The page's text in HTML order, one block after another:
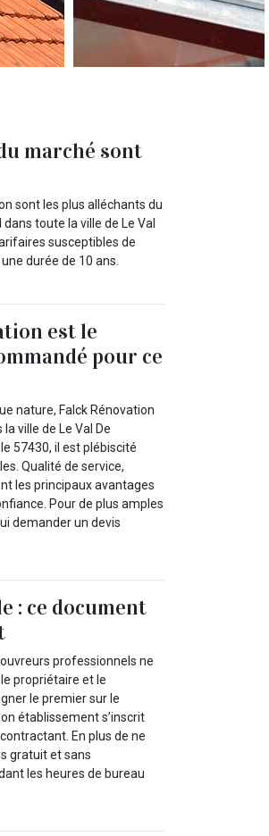
marché sont
sont les plus alléchants du
toute la ville de Le Val
susceptibles de
durée de 10 ans.
est le
pour ce
nature, Falck Rénovation
ville de Le Val De
57430, il est plébiscité
Qualité de service,
les principaux avantages
Pour de plus amples
demander un devis
: ce document
professionnels ne
propriétaire et le
le premier sur le
établissement s’inscrit
En plus de ne
gratuit et sans
les heures de bureau